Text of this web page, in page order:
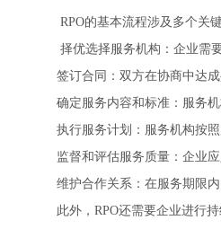
RPO的基本流程涉及多个关
择优选择服务机构：‌企业需要
签订合同：‌双方在协商中达成
确定服务内容和标准：‌服务机
执行服务计划：‌服务机构按照
监督和评估服务质量：‌企业应
维护合作关系：‌在服务期限内
此外，‌RPO还需要企业进行